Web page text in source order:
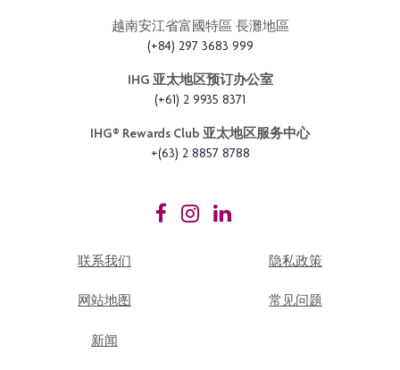
越南安江省富國特區 長灘地區
(+84) 297 3683 999
IHG 亚太地区预订办公室
(+61) 2 9935 8371
IHG®️ Rewards Club 亚太地区服务中心
+(63) 2 8857 8788
联系我们 隐私政策
网站地图 常见问题
新闻